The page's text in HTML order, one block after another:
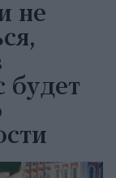
не
будет